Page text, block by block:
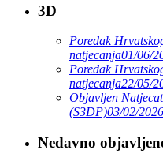
3D
Poredak
natjecanja01/06/
Poredak
natjecanja22/05/
Objavljen
(S3DP)03/02/2026
Nedavno